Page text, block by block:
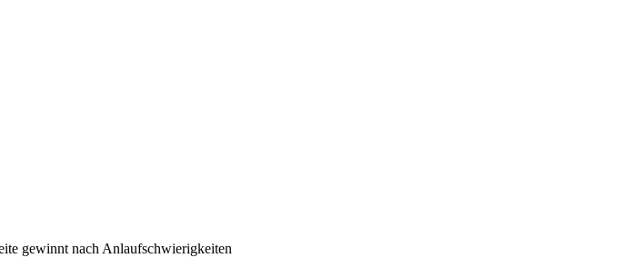
gewinnt nach Anlaufschwierigkeiten